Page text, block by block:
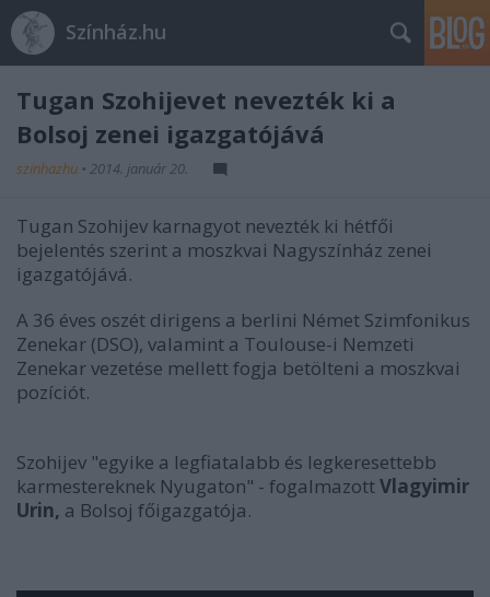
Színház.hu
Tugan Szohijevet nevezték ki a
Bolsoj zenei igazgatójává
szinhazhu • 2014. január 20.
Tugan Szohijev karnagyot nevezték ki hétfői
bejelentés szerint a moszkvai Nagyszínház zenei
igazgatójává.
A 36 éves oszét dirigens a berlini Német Szimfonikus
Zenekar (DSO), valamint a Toulouse-i Nemzeti
Zenekar vezetése mellett fogja betölteni a moszkvai
pozíciót.
Szohijev "egyike a legfiatalabb és legkeresettebb
karmestereknek Nyugaton" - fogalmazottVlagyimir
Urin, a Bolsoj főigazgatója.